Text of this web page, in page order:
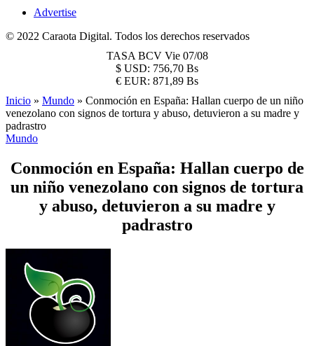
Advertise
© 2022 Caraota Digital. Todos los derechos reservados
TASA BCV Vie 07/08
$ USD: 756,70 Bs
€ EUR: 871,89 Bs
Inicio » Mundo » Conmoción en España: Hallan cuerpo de un niño
venezolano con signos de tortura y abuso, detuvieron a su madre y
padrastro
Mundo
Conmoción en España: Hallan cuerpo de
un niño venezolano con signos de tortura
y abuso, detuvieron a su madre y
padrastro